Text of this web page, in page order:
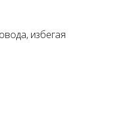
избегая